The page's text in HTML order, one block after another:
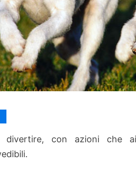
con azioni che